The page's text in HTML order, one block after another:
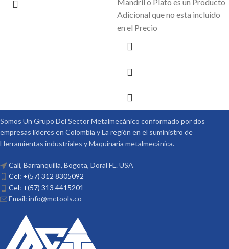
Adicional que no esta incluido
en el Precio
Somos Un Grupo Del Sector Metalmecánico conformado por dos
empresas lideres en Colombia y La región en el suministro de
Herramientas industriales y Maquinaria metalmecánica.
Cali, Barranquilla, Bogota, Doral FL. USA
Cel: +(57) 312 8305092
Cel: +(57) 313 4415201
Email: info@mctools.co